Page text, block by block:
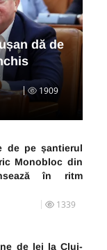
dă de
1909
de pe șantierul
Monobloc din
în ritm
1339
de lei la Cluj-